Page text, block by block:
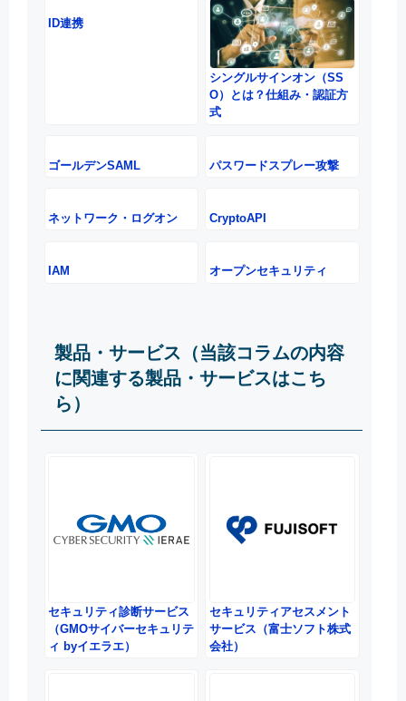
ID連携
シングルサインオン（SS
O）とは？仕組み・認証方
式
ゴールデンSAML パスワードスプレー攻撃
ネットワーク・ログオン CryptoAPI
IAM オープンセキュリティ
製品・サービス（当該コラムの内容
に関連する製品・サービスはこち
ら）
セキュリティ診断サービス
（GMOサイバーセキュリテ
ィ byイエラエ）
セキュリティアセスメント
サービス（富士ソフト株式
会社）